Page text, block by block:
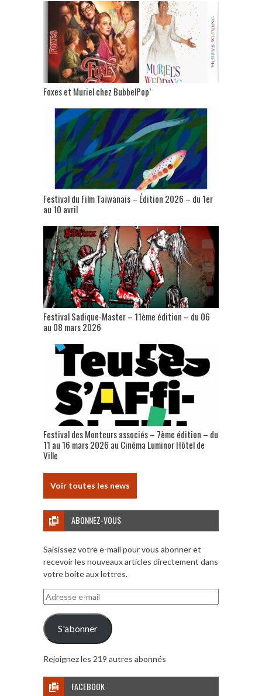
Foxes et Muriel chez BubbelPop’
Festival du Film Taïwanais – Édition 2026 – du 1er
au 10 avril
Festival Sadique-Master – 11ème édition – du 06
au 08 mars 2026
Festival des Monteurs associés – 7ème édition – du
11 au 16 mars 2026 au Cinéma Luminor Hôtel de
Ville
Voir toutes les news
ABONNEZ-VOUS
Saisissez votre e-mail pour vous abonner et
recevoir les nouveaux articles directement dans
votre boite aux lettres.
Adresse
e-
mail
S'abonner
Rejoignez les 219 autres abonnés
FACEBOOK